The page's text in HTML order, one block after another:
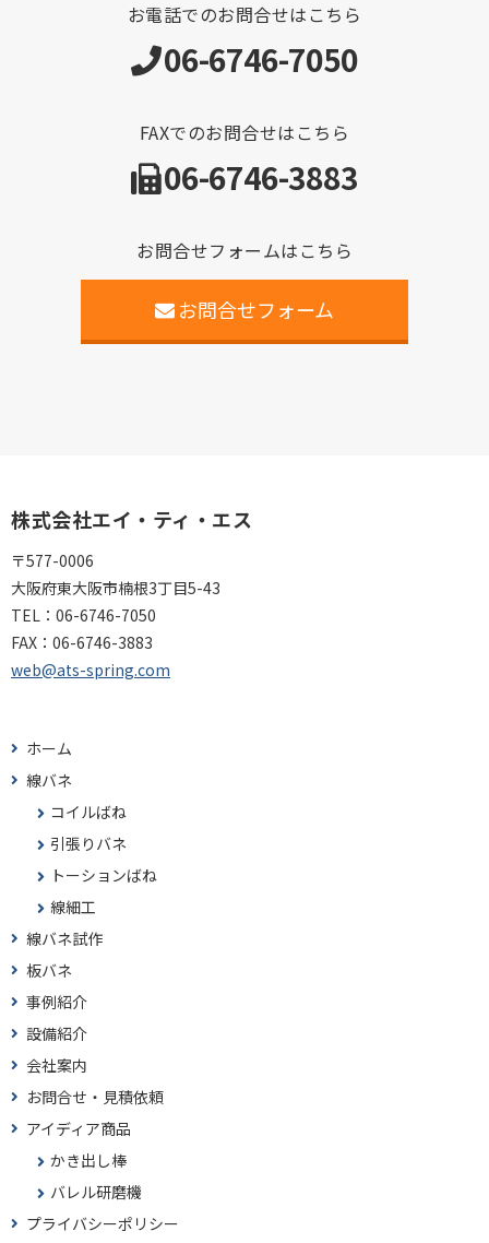
お電話でのお問合せはこちら
06-6746-7050
FAXでのお問合せはこちら
06-6746-3883
お問合せフォームはこちら
お問合せフォーム
株式会社エイ・ティ・エス
〒577-0006
大阪府東大阪市楠根3丁目5-43
TEL： 06-6746-7050
FAX： 06-6746-3883
web@ats-spring.com
ホーム
線バネ
コイルばね
引張りバネ
トーションばね
線細工
線バネ試作
板バネ
事例紹介
設備紹介
会社案内
お問合せ・見積依頼
アイディア商品
かき出し棒
バレル研磨機
プライバシーポリシー